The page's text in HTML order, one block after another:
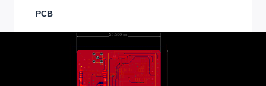
PCB